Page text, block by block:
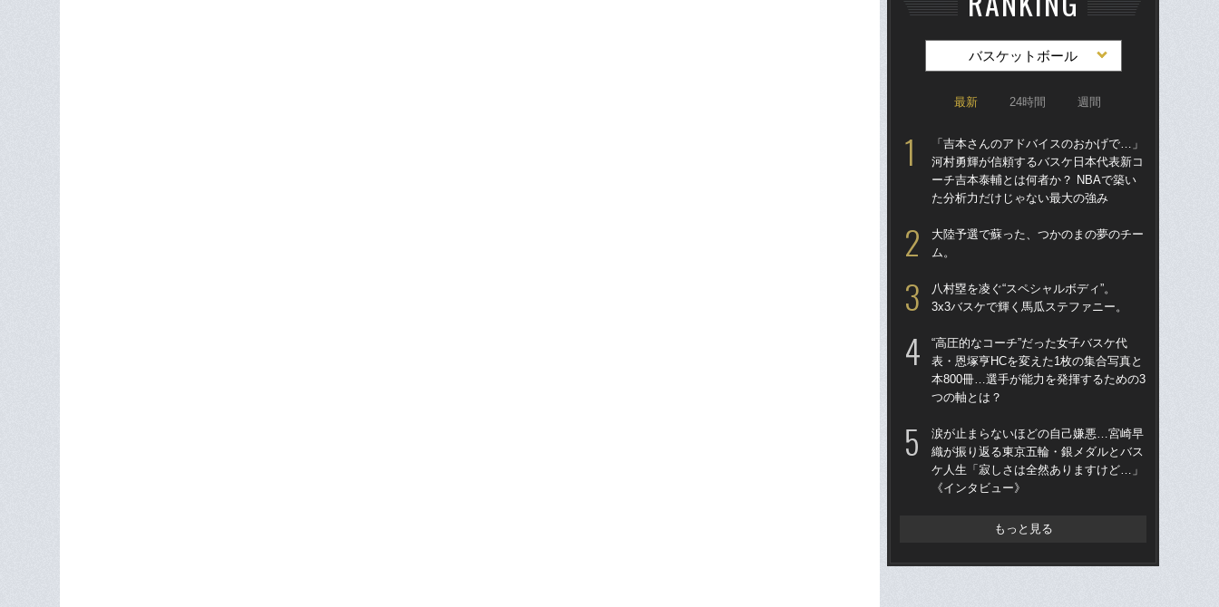
バスケットボール
最新 24時間 週間
「吉本さんのアドバイスのおかげで…」
河村勇輝が信頼するバスケ日本代表新コ
ーチ吉本泰輔とは何者か？ NBAで築い
た分析力だけじゃない最大の強み
大陸予選で蘇った、つかのまの夢のチー
ム。
八村塁を凌ぐ“スペシャルボディ”。
3x3バスケで輝く馬瓜ステファニー。
“高圧的なコーチ”だった女子バスケ代
表・恩塚亨HCを変えた1枚の集合写真と
本800冊…選手が能力を発揮するための3
つの軸とは？
涙が止まらないほどの自己嫌悪…宮崎早
織が振り返る東京五輪・銀メダルとバス
ケ人生「寂しさは全然ありますけど…」
《インタビュー》
もっと見る